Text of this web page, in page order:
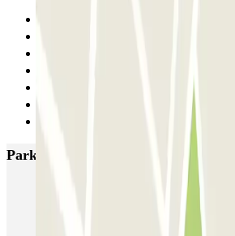
Parkings más valorados en Barcelona
NN Borrell
Torre Nuñez i Navarro